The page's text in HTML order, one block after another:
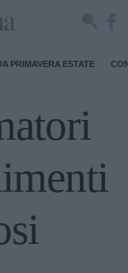
PRIMAVERA ESTATE